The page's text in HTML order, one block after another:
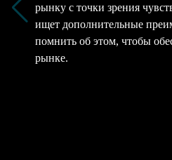
рынку с точки зрения
ищет дополнительные
помнить об этом, чтобы
рынке.